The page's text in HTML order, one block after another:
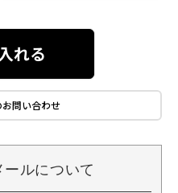
れる
問い合わせ
ルについて